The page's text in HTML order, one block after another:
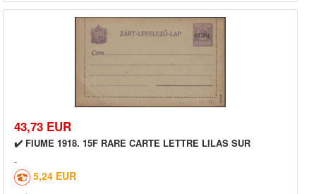
43,73 EUR
✔️ FIUME 1918. 15F RARE CARTE LETTRE LILAS SUR
5,24 EUR